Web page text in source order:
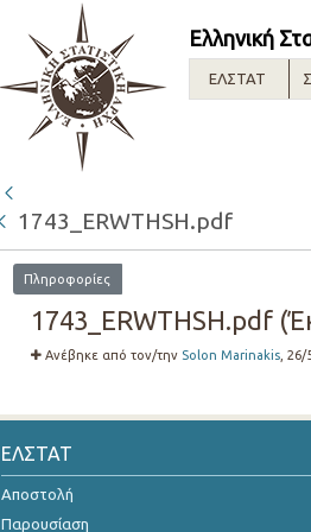
Ελληνική
ΕΛΣΤΑΤ
1743_ERWTHSH.pdf
Πληροφορίες
1743_ERWTHSH.pdf
Ανέβηκε από τον/την Solon Marinakis, 26/
ΕΛΣΤΑΤ
Αποστολή
Παρουσίαση